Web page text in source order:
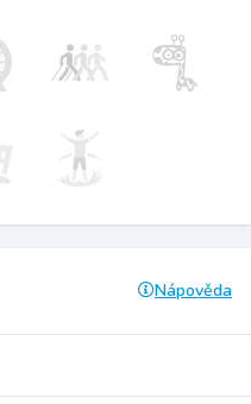
Nápověda